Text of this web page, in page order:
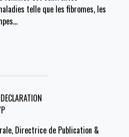
telle que les fibromes, les
…
Directrice de Publication &